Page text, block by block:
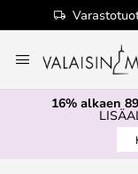
to
Content
16% alkaen